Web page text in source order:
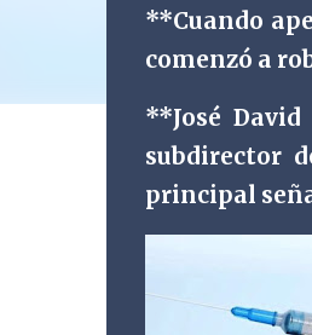
**Cuando
comenzó a
**José
subdirector
principal